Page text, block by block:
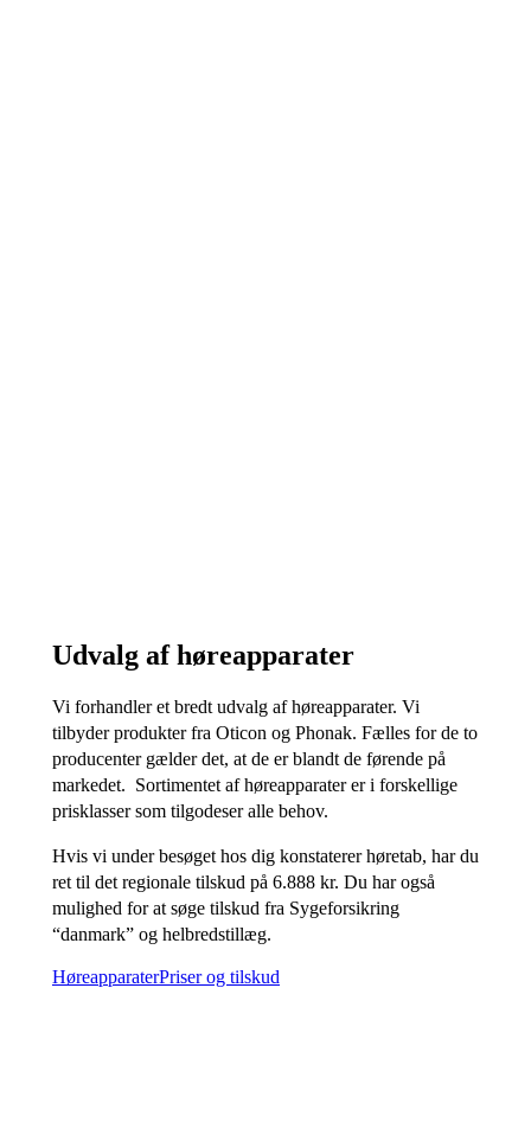
Udvalg af høreapparater
Vi forhandler et bredt udvalg af høreapparater. Vi
tilbyder produkter fra Oticon og Phonak. Fælles for de to
producenter gælder det, at de er blandt de førende på
markedet. Sortimentet af høreapparater er i forskellige
prisklasser som tilgodeser alle behov.
Hvis vi under besøget hos dig konstaterer høretab, har du
ret til det regionale tilskud på 6.888 kr. Du har også
mulighed for at søge tilskud fra Sygeforsikring
“danmark” og helbredstillæg.
HøreapparaterPriser og tilskud